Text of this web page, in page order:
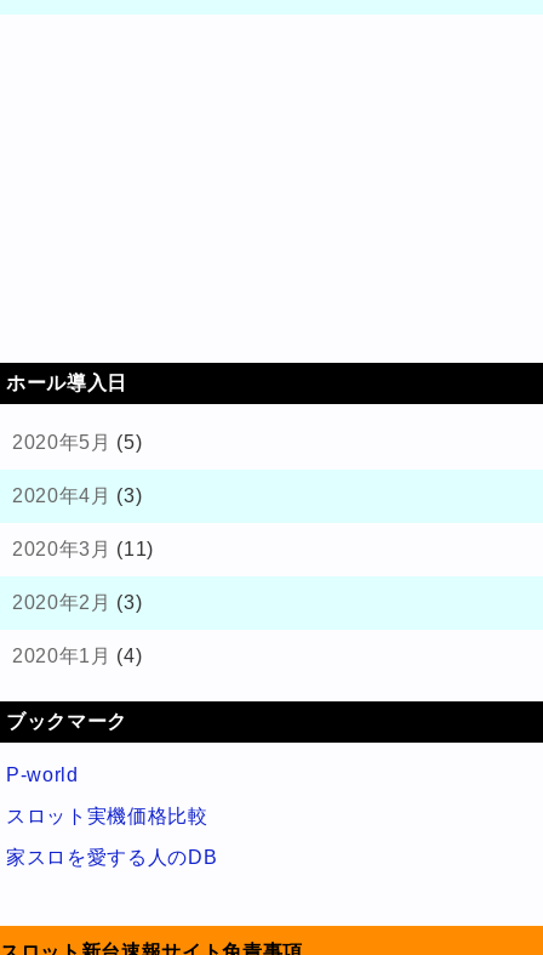
ホール導入日
2020年5月 (5)
2020年4月 (3)
2020年3月 (11)
2020年2月 (3)
2020年1月 (4)
ブックマーク
P-world
スロット実機価格比較
家スロを愛する人のDB